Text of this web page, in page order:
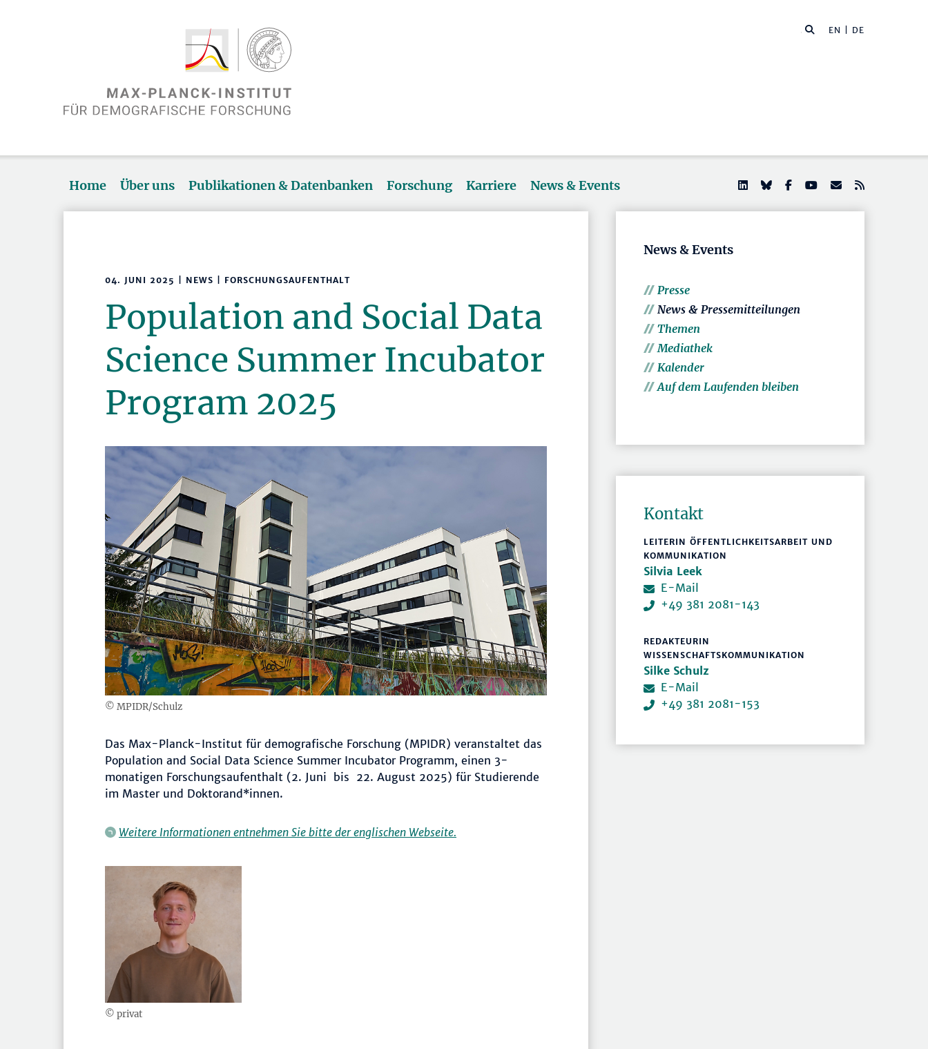
EN | DE
Home Über uns Publikationen & Datenbanken Forschung Karriere News & Events
04. JUNI 2025 | NEWS | FORSCHUNGSAUFENTHALT
Population and Social Data
Science Summer Incubator
Program 2025
© MPIDR/Schulz
Das Max-Planck-Institut für demografische Forschung (MPIDR) veranstaltet das
Population and Social Data Science Summer Incubator Programm, einen 3-
monatigen Forschungsaufenthalt (2. Juni bis 22. August 2025) für Studierende
im Master und Doktorand*innen.
Weitere Informationen entnehmen Sie bitte der englischen Webseite.
© privat
News & Events
Presse
News & Pressemitteilungen
Themen
Mediathek
Kalender
Auf dem Laufenden bleiben
Kontakt
LEITERIN ÖFFENTLICHKEITSARBEIT UND
KOMMUNIKATION
Silvia Leek
E-Mail
+49 381 2081-143
REDAKTEURIN
WISSENSCHAFTSKOMMUNIKATION
Silke Schulz
E-Mail
+49 381 2081-153